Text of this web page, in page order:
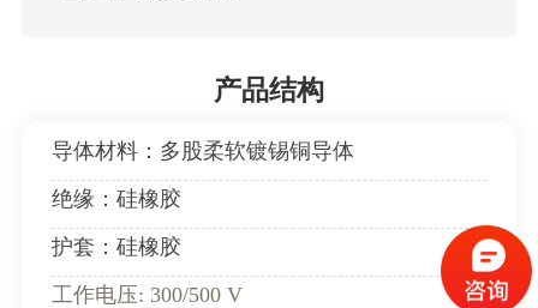
产品结构
导体材料：多股柔软镀锡铜导体
绝缘：硅橡胶
护套：硅橡胶
工作电压: 300/500 V